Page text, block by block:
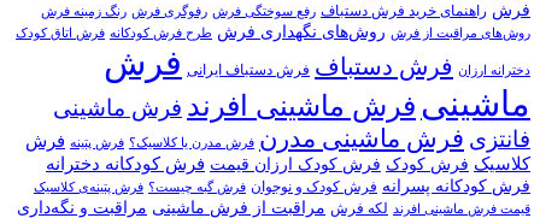
فرش راهنمای خرید فرش دستباف رفع سوختگی فرش رفوگری فرش رنگ زمینه فرش
روش‌های مراقبت از فرش روش‌های نگهداری فرش طرح فرش کودکانه فرش اتاق کودک
دخترانه ارزان فرش دستباف فرش دستباف ایرانی فرش
ماشینی فرش ماشینی افرند فرش ماشینی
فانتزی فرش ماشینی مدرن فرش مدرن یا کلاسیک؟ فرش پتینه فرش
کلاسیک فرش کودک فرش کودک ارزان قیمت فرش کودکانه دخترانه
فرش کودکانه پسرانه فرش کودک و نوجوان فرش گبه چیست؟ فرش‌ پتینه‌ی کلاسیک
قیمت فرش ماشینی افرند لکه فرش مراقبت از فرش ماشینی مراقبت و نگه‌داری